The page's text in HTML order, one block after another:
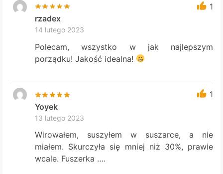
1
rzadex
14 lutego 2023
Polecam, wszystko w jak najlepszym
porządku! Jakość idealna!
1
Yoyek
13 lutego 2023
Wirowałem, suszyłem w suszarce, a nie
miałem. Skurczyła się mniej niż 30%, prawie
wcale. Fuszerka ….